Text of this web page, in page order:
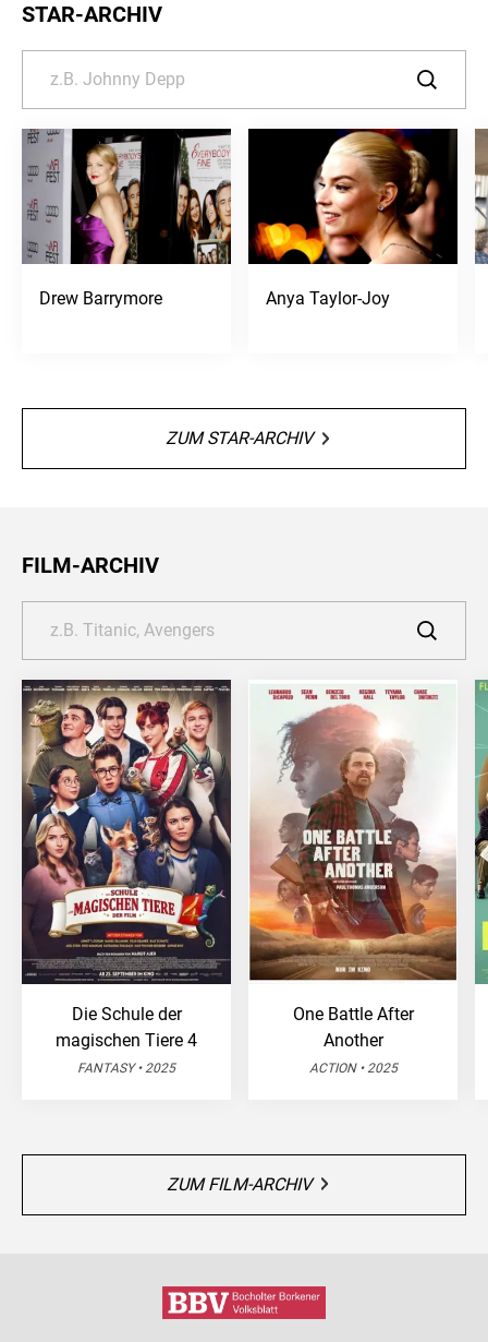
STAR-ARCHIV
Drew Barrymore Anya Taylor-Joy
ZUM STAR-ARCHIV
FILM-ARCHIV
Die Schule der
magischen Tiere 4
FANTASY • 2025
One Battle After
Another
ACTION • 2025
ZUM FILM-ARCHIV